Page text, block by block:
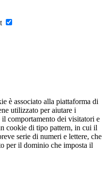
è associato alla piattaforma di
utilizzato per aiutare i
comportamento dei visitatori e
cookie di tipo pattern, in cui il
serie di numeri e lettere, che
per il dominio che imposta il